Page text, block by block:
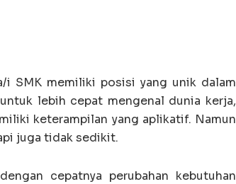
i SMK memiliki posisi yang unik dalam
lebih cepat mengenal dunia kerja,
keterampilan yang aplikatif. Namun
juga tidak sedikit.
cepatnya perubahan kebutuhan